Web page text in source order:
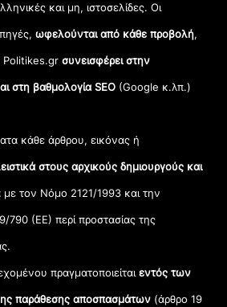
και μη, ιστοσελίδες. Οι
πηγές,ωφελούνται από κάθε προβολή,
Politikes.gr συνεισφέρει στην
στη βαθμολογία SEO (Google κ.λπ.)
κάθε άρθρου, εικόνας ή
στους αρχικούς δημιουργούς και
τον Νόμο 2121/1993 και την
790 (ΕΕ) περί προστασίας της
πραγματοποιείταιεντός των
παράθεσης αποσπασμάτων (άρθρο 19